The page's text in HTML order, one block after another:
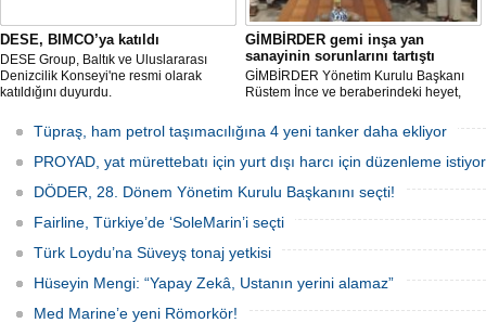
DESE, BIMCO’ya katıldı
DESE Group, Baltık ve Uluslararası
Denizcilik Konseyi'ne resmi olarak
katıldığını duyurdu.
GİMBİRDER gemi inşa yan
sanayinin sorunlarını tartıştı
GİMBİRDER Yönetim Kurulu Başkanı
Rüstem İnce ve beraberindeki heyet,
ziyaret etti. Görüşmede tersane taşeron
firmalarının yaşadığı sektörel sorunlar
ile vergi uygulamalarındaki
mağduriyetler ele alındı.
Tüpraş, ham petrol taşımacılığına 4 yeni tanker daha ekliyor
PROYAD, yat mürettebatı için yurt dışı harcı için düzenleme istiyor
DÖDER, 28. Dönem Yönetim Kurulu Başkanını seçti!
Fairline, Türkiye’de ‘SoleMarin’i seçti
Türk Loydu’na Süveyş tonaj yetkisi
Hüseyin Mengi: “Yapay Zekâ, Ustanın yerini alamaz”
Med Marine’e yeni Römorkör!